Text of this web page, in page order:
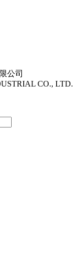
公司
CO., LTD.